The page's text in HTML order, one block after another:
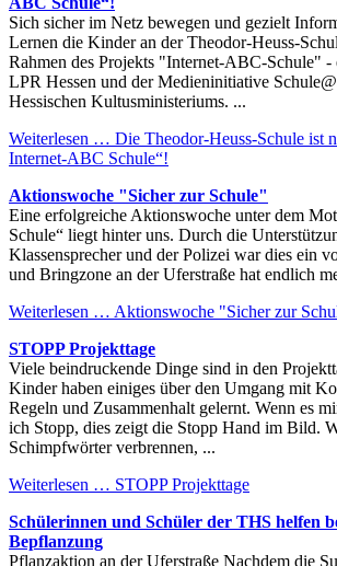
Sich sicher im Netz bewegen und gezielt
Lernen die Kinder an der Theodor-Heuss-
Rahmen des Projekts "Internet-ABC-Schule" -
LPR Hessen und der Medieninitiative
Hessischen Kultusministeriums. ...
Weiterlesen … Die Theodor-Heuss-Schule ist
Internet-ABC Schule“!
Aktionswoche "Sicher zur Schule"
Eine erfolgreiche Aktionswoche unter dem
Schule“ liegt hinter uns. Durch die
Klassensprecher und der Polizei war dies ein
und Bringzone an der Uferstraße hat endlich
Weiterlesen … Aktionswoche "Sicher zur
STOPP Projekttage
Viele beindruckende Dinge sind in den
Kinder haben einiges über den Umgang mit
Regeln und Zusammenhalt gelernt. Wenn es
ich Stopp, dies zeigt die Stopp Hand im Bild.
Schimpfwörter verbrennen, ...
Weiterlesen … STOPP Projekttage
Schülerinnen und Schüler der THS helfen
Bepflanzung
Pflanzaktion an der Uferstraße Nachdem die